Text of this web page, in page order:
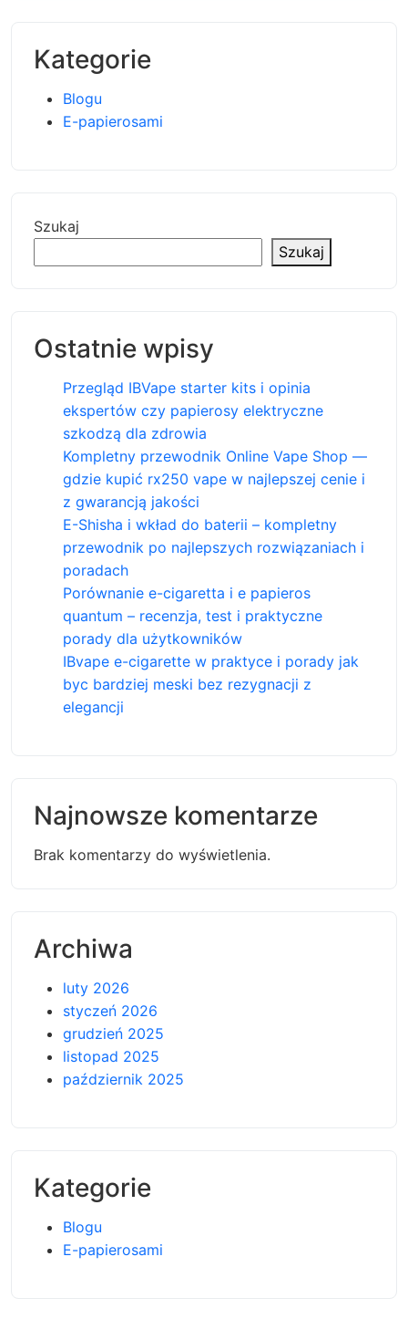
Kategorie
Blogu
E-papierosami
Szukaj
Szukaj
Ostatnie wpisy
Przegląd IBVape starter kits i opinia
ekspertów czy papierosy elektryczne
szkodzą dla zdrowia
Kompletny przewodnik Online Vape Shop —
gdzie kupić rx250 vape w najlepszej cenie i
z gwarancją jakości
E-Shisha i wkład do baterii – kompletny
przewodnik po najlepszych rozwiązaniach i
poradach
Porównanie e-cigaretta i e papieros
quantum – recenzja, test i praktyczne
porady dla użytkowników
IBvape e-cigarette w praktyce i porady jak
byc bardziej meski bez rezygnacji z
elegancji
Najnowsze komentarze
Brak komentarzy do wyświetlenia.
Archiwa
luty 2026
styczeń 2026
grudzień 2025
listopad 2025
październik 2025
Kategorie
Blogu
E-papierosami